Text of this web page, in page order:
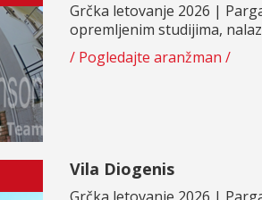
Grčka letovanje 2026 |
opremljenim studijima,
/ Pogledajte aranžman /
Vila Diogenis